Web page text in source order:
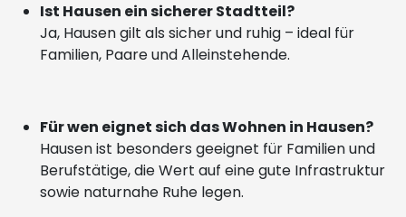
Ist Hausen ein sicherer Stadtteil?
Ja, Hausen gilt als sicher und ruhig – ideal für
Familien, Paare und Alleinstehende.
Für wen eignet sich das Wohnen in Hausen?
Hausen ist besonders geeignet für Familien und
Berufstätige, die Wert auf eine gute Infrastruktur
sowie naturnahe Ruhe legen.